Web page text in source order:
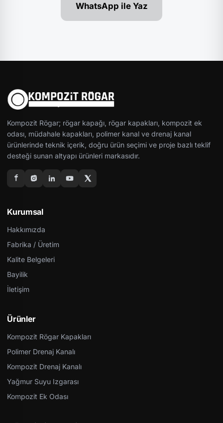
WhatsApp ile Yaz
Kompozit Rögar; rögar kapağı, rögar kapakları, kompozit ek
odası, müdahale kapakları, polimer kanal ve drenaj kanal
ürünlerinde teknik içerik, doğru ürün seçimi ve proje bazlı teklif
desteği sunan altyapı ürünleri markasıdır.
Kurumsal
Hakkımızda
Fabrika / Üretim
Kalite Belgeleri
Bayilik
İletişim
Ürünler
Kompozit Rögar Kapakları
Polimer Drenaj Kanalı
Kompozit Drenaj Kanalı
Yağmur Suyu Izgarası
Kompozit Ek Odası